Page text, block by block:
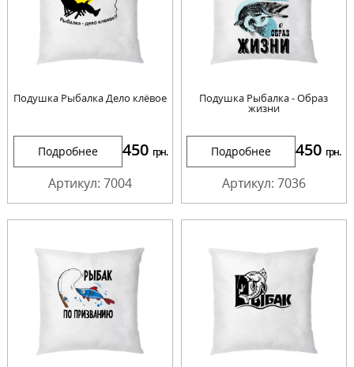
Подушка Рыбалка Дело клёвое
Подробнее 450 грн.
Артикул: 7004
Подушка Рыбалка - Образ
жизни
Подробнее 450 грн.
Артикул: 7036